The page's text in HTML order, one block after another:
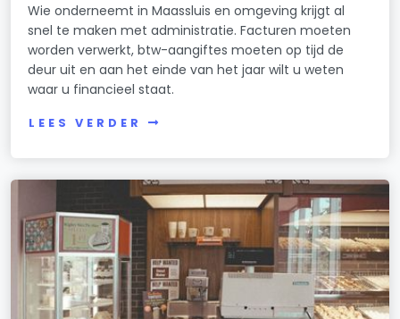
Wie onderneemt in Maassluis en omgeving krijgt al
snel te maken met administratie. Facturen moeten
worden verwerkt, btw-aangiftes moeten op tijd de
deur uit en aan het einde van het jaar wilt u weten
waar u financieel staat.
LEES VERDER